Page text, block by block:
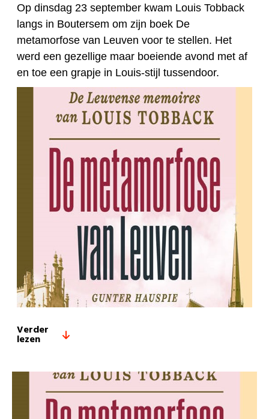
Op dinsdag 23 september kwam Louis Tobback
langs in Boutersem om zijn boek De
metamorfose van Leuven voor te stellen. Het
werd een gezellige maar boeiende avond met af
en toe een grapje in Louis-stijl tussendoor.
Verder
lezen